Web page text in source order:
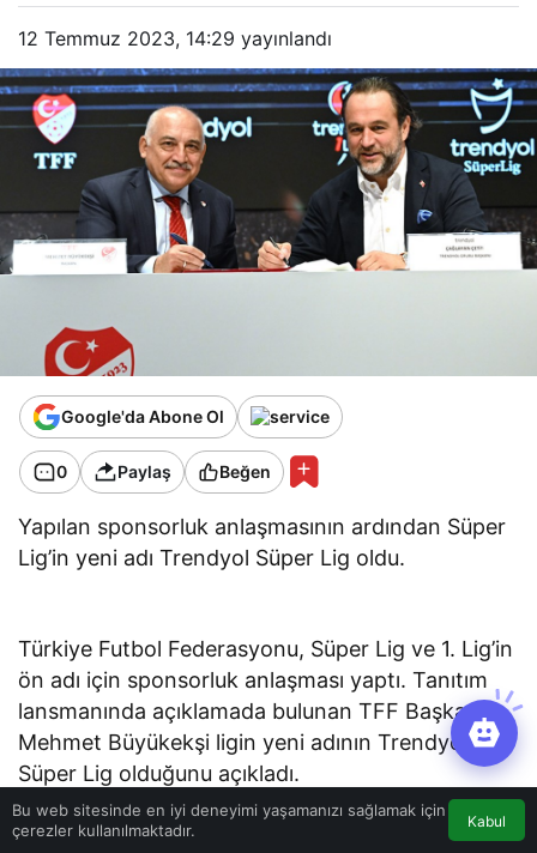
12 Temmuz 2023, 14:29 yayınlandı
Google'da Abone Ol
0 Paylaş Beğen
Yapılan sponsorluk anlaşmasının ardından Süper
Lig’in yeni adı Trendyol Süper Lig oldu.
Türkiye Futbol Federasyonu, Süper Lig ve 1. Lig’in
ön adı için sponsorluk anlaşması yaptı. Tanıtım
lansmanında açıklamada bulunan TFF Başkanı
Mehmet Büyükekşi ligin yeni adının Trendyol
Süper Lig olduğunu açıkladı.
TFF Riva Hasan Doğan Milli Takımlar Kamp ve
Bu web sitesinde en iyi deneyimi yaşamanızı sağlamak için
çerezler kullanılmaktadır.
Kabul